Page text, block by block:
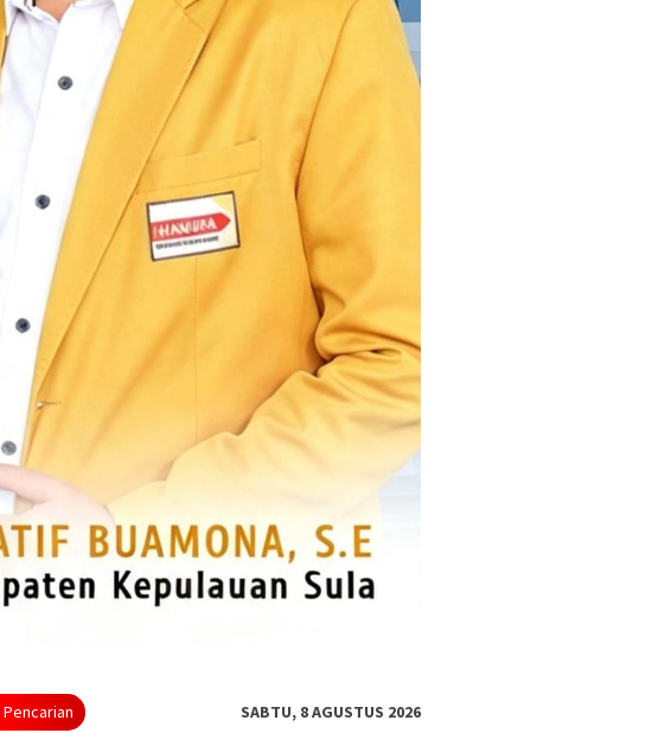
Pencarian SABTU, 8 AGUSTUS 2026